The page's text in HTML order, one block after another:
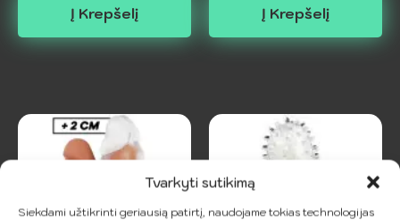
Tvarkyti sutikimą
Siekdami užtikrinti geriausią patirtį, naudojame tokias technologijas
Į Krepšelį Į Krepšelį